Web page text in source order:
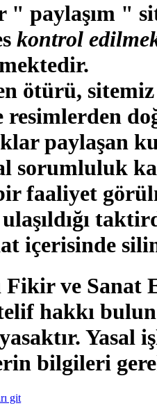
" paylaşım "
kontrol
ötürü,
paylaşan
sorumluluk
faaliyet
içerisinde
Fikir ve
hakkı
Yasal
bilgileri
git